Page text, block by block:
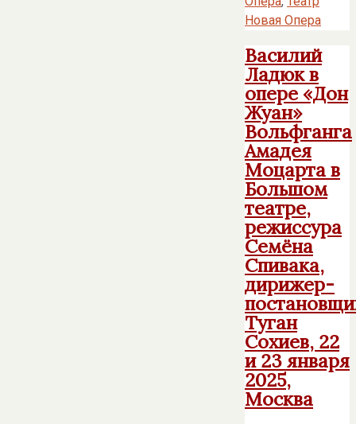
Новая Опера
Василий
Ладюк в
опере «Дон
Жуан»
Вольфганга
Амадея
Моцарта в
Большом
театре,
режиссура
Семёна
Спивака,
дирижер-
Туган
Сохиев, 22
и 23 января
2025,
Москва